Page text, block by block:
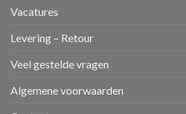
Vacatures
Levering – Retour
Veel gestelde vragen
Algemene voorwaarden